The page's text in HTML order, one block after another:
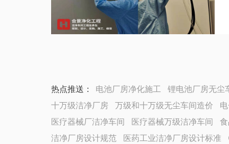
热点推送： 电池厂房净化施工
锂电池厂房无尘
十万级洁净厂房
万级和十万级无尘车间造价
医疗器械厂洁净车间
医疗器械万级洁净车间
洁净厂房设计规范
医药工业洁净厂房设计标准